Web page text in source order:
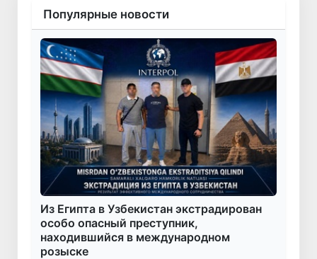
Популярные новости
Из Египта в Узбекистан экстрадирован
особо опасный преступник,
находившийся в международном
розыске